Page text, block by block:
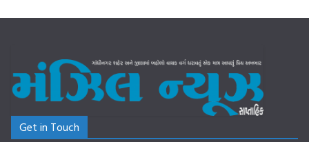
Get in Touch